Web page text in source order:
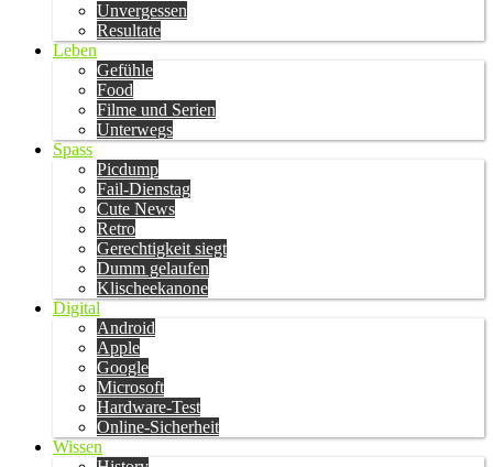
Unvergessen
Resultate
Leben
Gefühle
Food
Filme und Serien
Unterwegs
Spass
Picdump
Fail-Dienstag
Cute News
Retro
Gerechtigkeit siegt
Dumm gelaufen
Klischeekanone
Digital
Android
Apple
Google
Microsoft
Hardware-Test
Online-Sicherheit
Wissen